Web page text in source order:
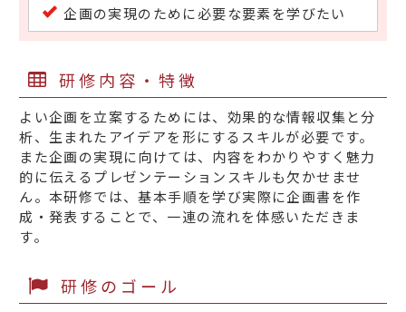
企画の実現のために必要な要素を学びたい
研修内容・特徴
よい企画を立案するためには、効果的な情報収集と分
析、生まれたアイデアを形にするスキルが必要です。
また企画の実現に向けては、内容をわかりやすく魅力
的に伝えるプレゼンテーションスキルも欠かせませ
ん。本研修では、基本手順を学び実際に企画書を作
成・発表することで、一連の流れを体感いただきま
す。
研修のゴール